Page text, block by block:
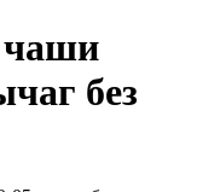
чаши
без